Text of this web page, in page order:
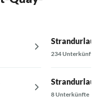
Strandurlaub
234 Unterkünfte
Strandurlaub
8 Unterkünfte